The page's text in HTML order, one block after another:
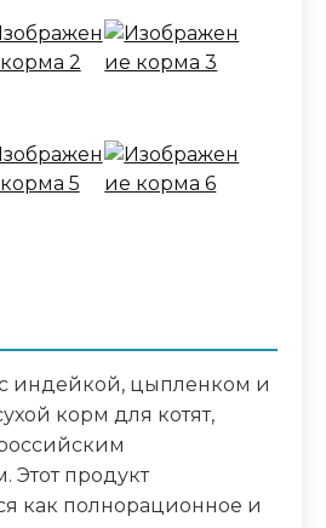
и индейки, цельные
добавки, сушёная
вещества,
зола 6%, клетчатка
1.2%, фосфор 0.9%,
160 мг, витамин А 12000
1200 МЕ, витамин Е 180
ингредиенты
индейкой, цыпленком и
корм для котят,
Этот продукт
как полнорационное и